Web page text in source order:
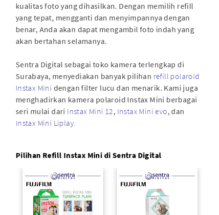
kualitas foto yang dihasilkan. Dengan memilih refill
yang tepat, mengganti dan menyimpannya dengan
benar, Anda akan dapat mengambil foto indah yang
akan bertahan selamanya.
Sentra Digital sebagai toko kamera terlengkap di
Surabaya, menyediakan banyak pilihan refill polaroid
Instax Mini dengan filter lucu dan menarik. Kami juga
menghadirkan kamera polaroid Instax Mini berbagai
seri mulai dari Instax Mini 12, Instax Mini evo, dan
Instax Mini Liplay.
Pilihan Refill Instax Mini di Sentra Digital